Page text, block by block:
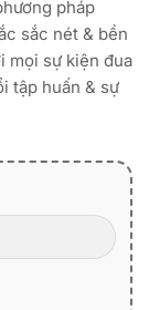
pháp
sắc nét & bền
mọi sự kiện đua
tập huấn & sự